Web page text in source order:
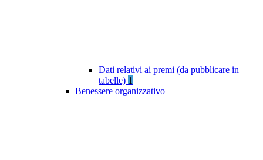
Dati relativi ai premi (da pubblicare in
tabelle) 1
Benessere organizzativo